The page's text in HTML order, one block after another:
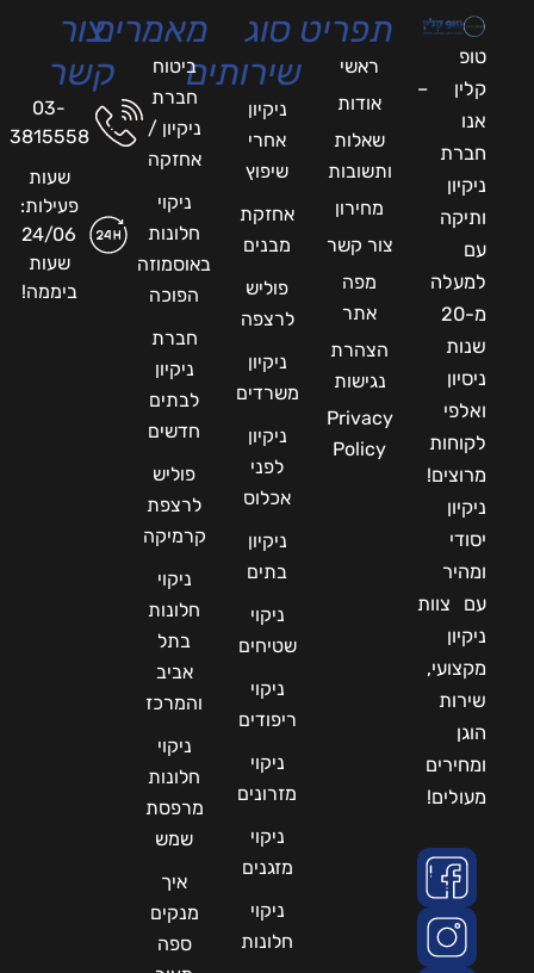
טופ
קלין –
אנו
חברת
ניקיון
ותיקה
עם
למעלה
מ-20
שנות
ניסיון
ואלפי
לקוחות
מרוצים!
ניקיון
יסודי
ומהיר
עם צוות
ניקיון
מקצועי,
שירות
הוגן
ומחירים
מעולים!
תפריט
ראשי
אודות
שאלות
ותשובות
מחירון
צור קשר
מפה
אתר
הצהרת
נגישות
Privacy
Policy
סוג
שירותים
ניקיון
אחרי
שיפוץ
אחזקת
מבנים
פוליש
לרצפה
ניקיון
משרדים
ניקיון
לפני
אכלוס
ניקיון
בתים
ניקוי
שטיחים
ניקוי
ריפודים
ניקוי
מזרונים
ניקוי
מזגנים
ניקוי
חלונות
מאמרים
ביטוח
חברת
ניקיון /
אחזקה
ניקוי
חלונות
באוסמוזה
הפוכה
חברת
ניקיון
לבתים
חדשים
פוליש
לרצפת
קרמיקה
ניקוי
חלונות
בתל
אביב
והמרכז
ניקוי
חלונות
מרפסת
שמש
איך
מנקים
ספה
צור
קשר
03-
3815558
שעות
פעילות:
24/06
שעות
ביממה!